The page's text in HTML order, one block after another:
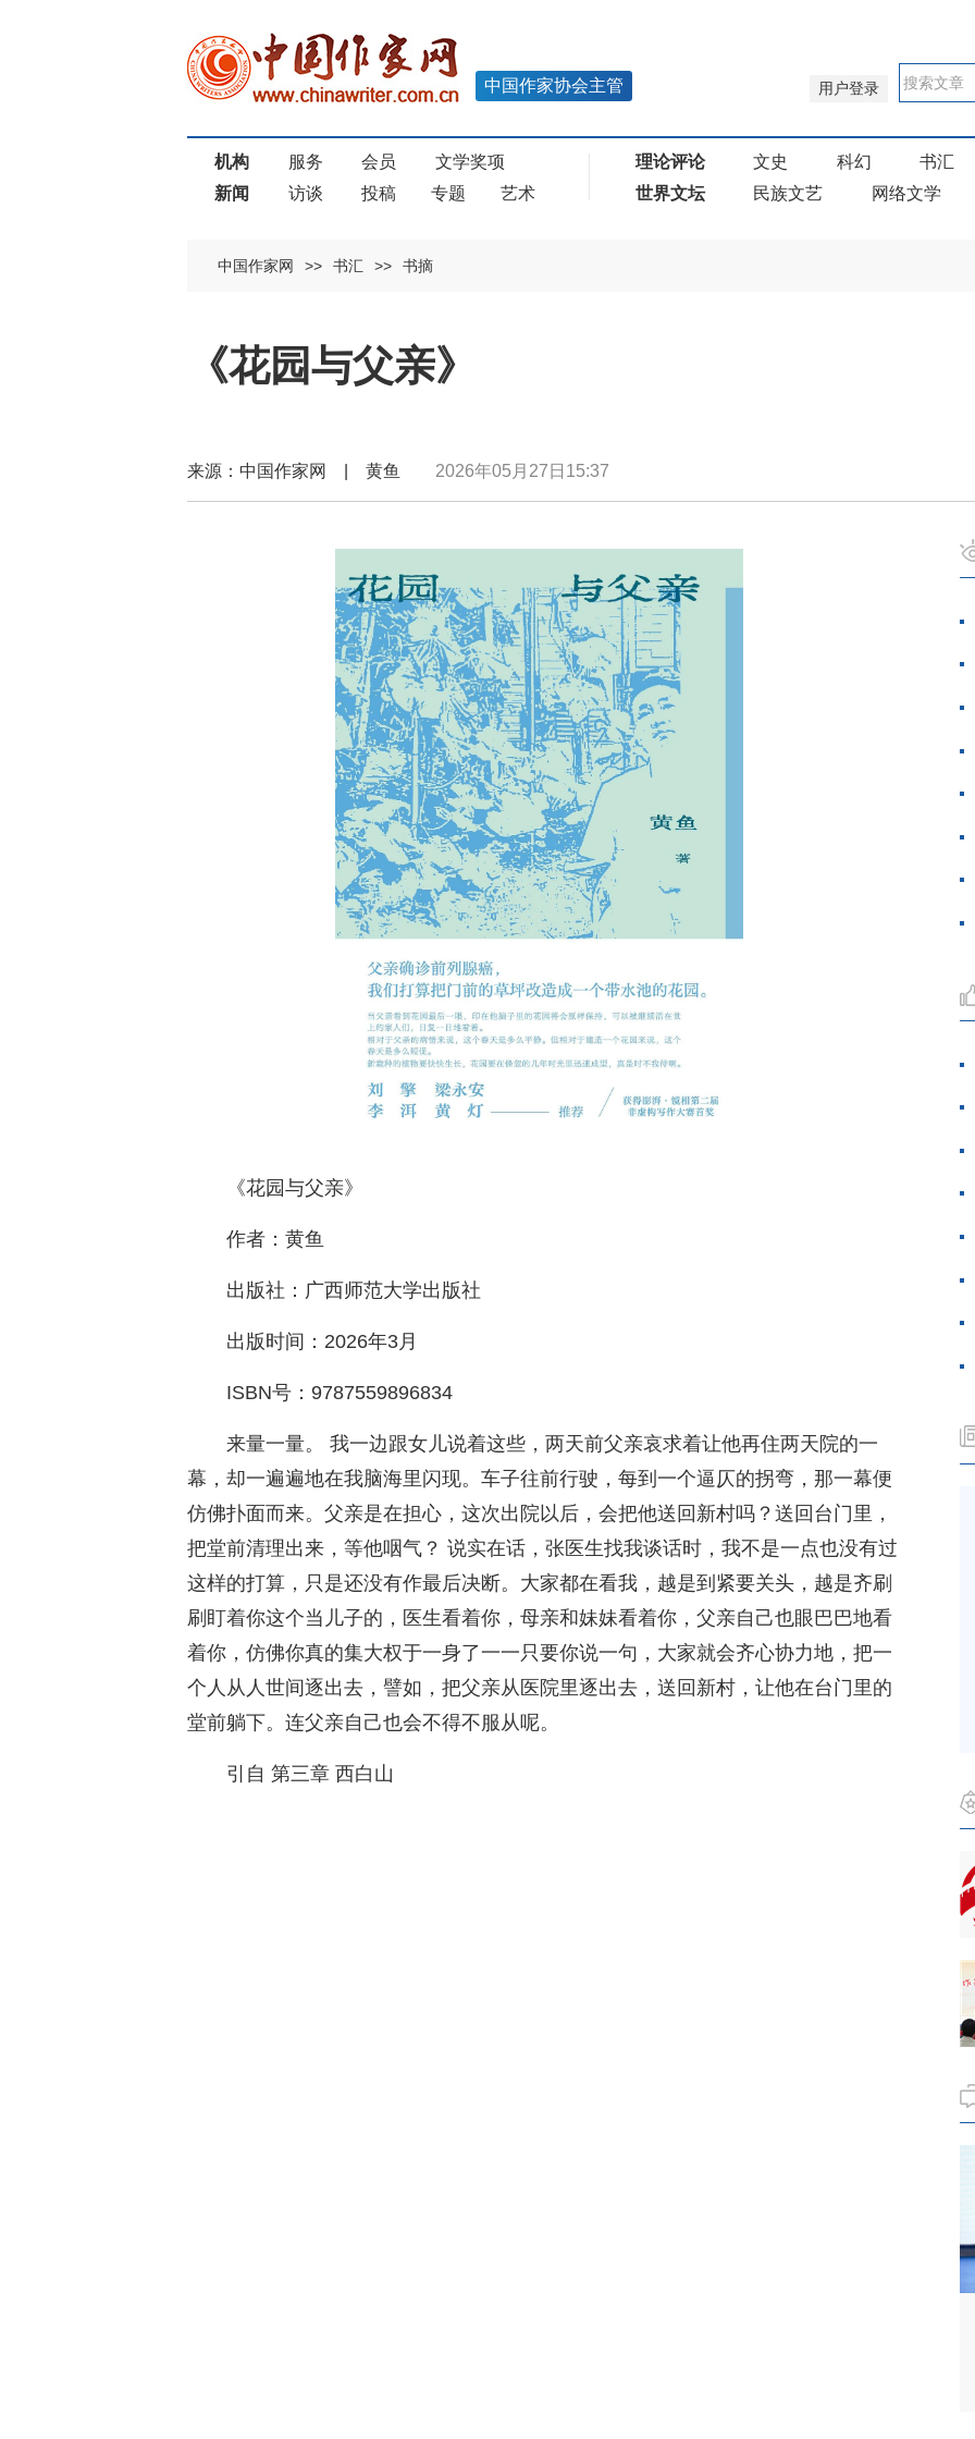
用户登录
中国作家协会主管
机构 服务 会员
文学奖项
新闻
访谈 投稿 专题 艺术
理论评论 文史 科幻
书汇
世界文坛
民族文艺 网络文学
中国作家网 >> 书汇 >> 书摘
《花园与父亲》
来源：中国作家网 | 黄鱼 2026年05月27日15:37
《花园与父亲》
作者：黄鱼
出版社：广西师范大学出版社
出版时间：2026年3月
ISBN号：9787559896834
来量一量。 我一边跟女儿说着这些，两天前父亲哀求着让他再住两天院的一
幕，却一遍遍地在我脑海里闪现。车子往前行驶，每到一个逼仄的拐弯，那一幕便
仿佛扑面而来。父亲是在担心，这次出院以后，会把他送回新村吗？送回台门里，
把堂前清理出来，等他咽气？ 说实在话，张医生找我谈话时，我不是一点也没有过
这样的打算，只是还没有作最后决断。大家都在看我，越是到紧要关头，越是齐刷
刷盯着你这个当儿子的，医生看着你，母亲和妹妹看着你，父亲自己也眼巴巴地看
着你，仿佛你真的集大权于一身了一一只要你说一句，大家就会齐心协力地，把一
个人从人世间逐出去，譬如，把父亲从医院里逐出去，送回新村，让他在台门里的
堂前躺下。连父亲自己也会不得不服从呢。
引自 第三章 西白山